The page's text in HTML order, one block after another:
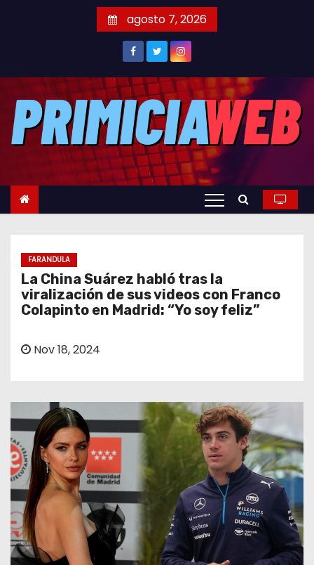
o
agosto 7, 2026
FARANDULA
La China Suárez habló tras la
viralización de sus videos con Franco
Colapinto en Madrid: “Yo soy feliz”
Nov 18, 2024